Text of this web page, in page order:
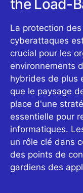
the Load-
La protection
cyberattaques
crucial pour les
environnements
hybrides de plus
que le paysage
place d'une
essentielle pour
informatiques.
un rôle clé dans
des points de
gardiens des